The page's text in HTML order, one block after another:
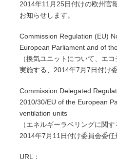
2014年11月25日付けの欧州官
お知らせします。
Commission Regulation (EU)
European Parliament and of
（換気ユニットについて、エ
実施する、2014年7月7日付け
Commission Delegated
2010/30/EU of the European
ventilation units
（エネルギーラベリングに関
2014年7月11日付け委員会委任
URL：